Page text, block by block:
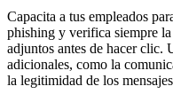
Capacita a tus empleados
phishing y verifica siempre
adjuntos antes de hacer clic.
adicionales, como la
la legitimidad de los